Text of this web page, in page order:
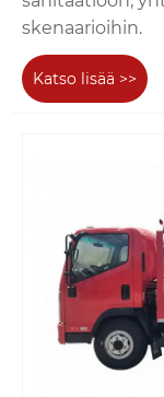
skenaarioihin.
Katso lisää >>